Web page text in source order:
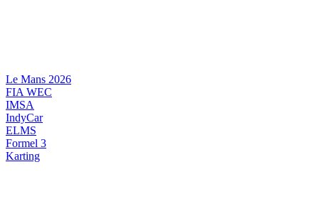
Le Mans 2026
FIA WEC
IMSA
IndyCar
ELMS
Formel 3
Karting